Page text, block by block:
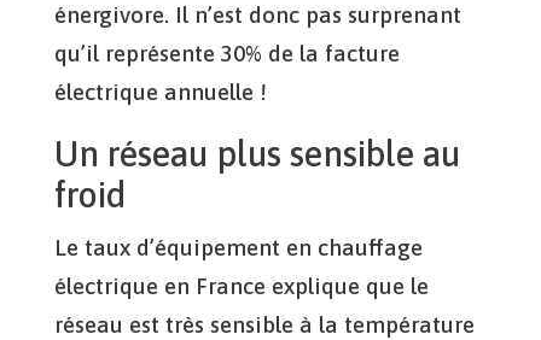
énergivore. Il n’est donc pas surprenant
qu’il représente 30% de la facture
électrique annuelle !
Un réseau plus sensible au
froid
Le taux d’équipement en chauffage
électrique en France explique que le
réseau est très sensible à la température